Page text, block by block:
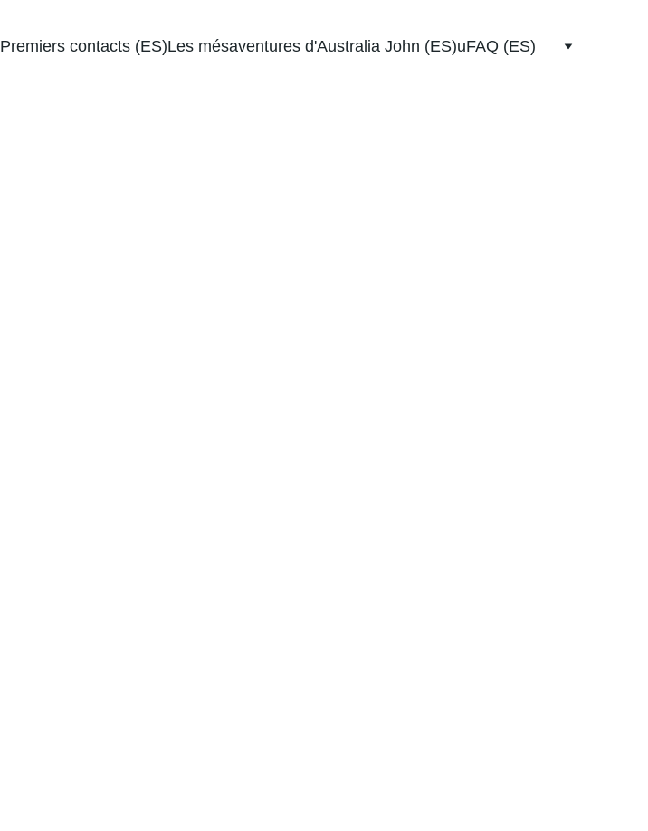
Premiers contacts (ES)Les mésaventures d'Australia John (ES)uFAQ (ES)